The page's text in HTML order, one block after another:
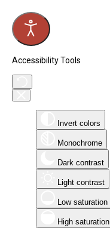
Accessibility Tools
Invert colors
Monochrome
Dark contrast
Light contrast
Low saturation
High saturation